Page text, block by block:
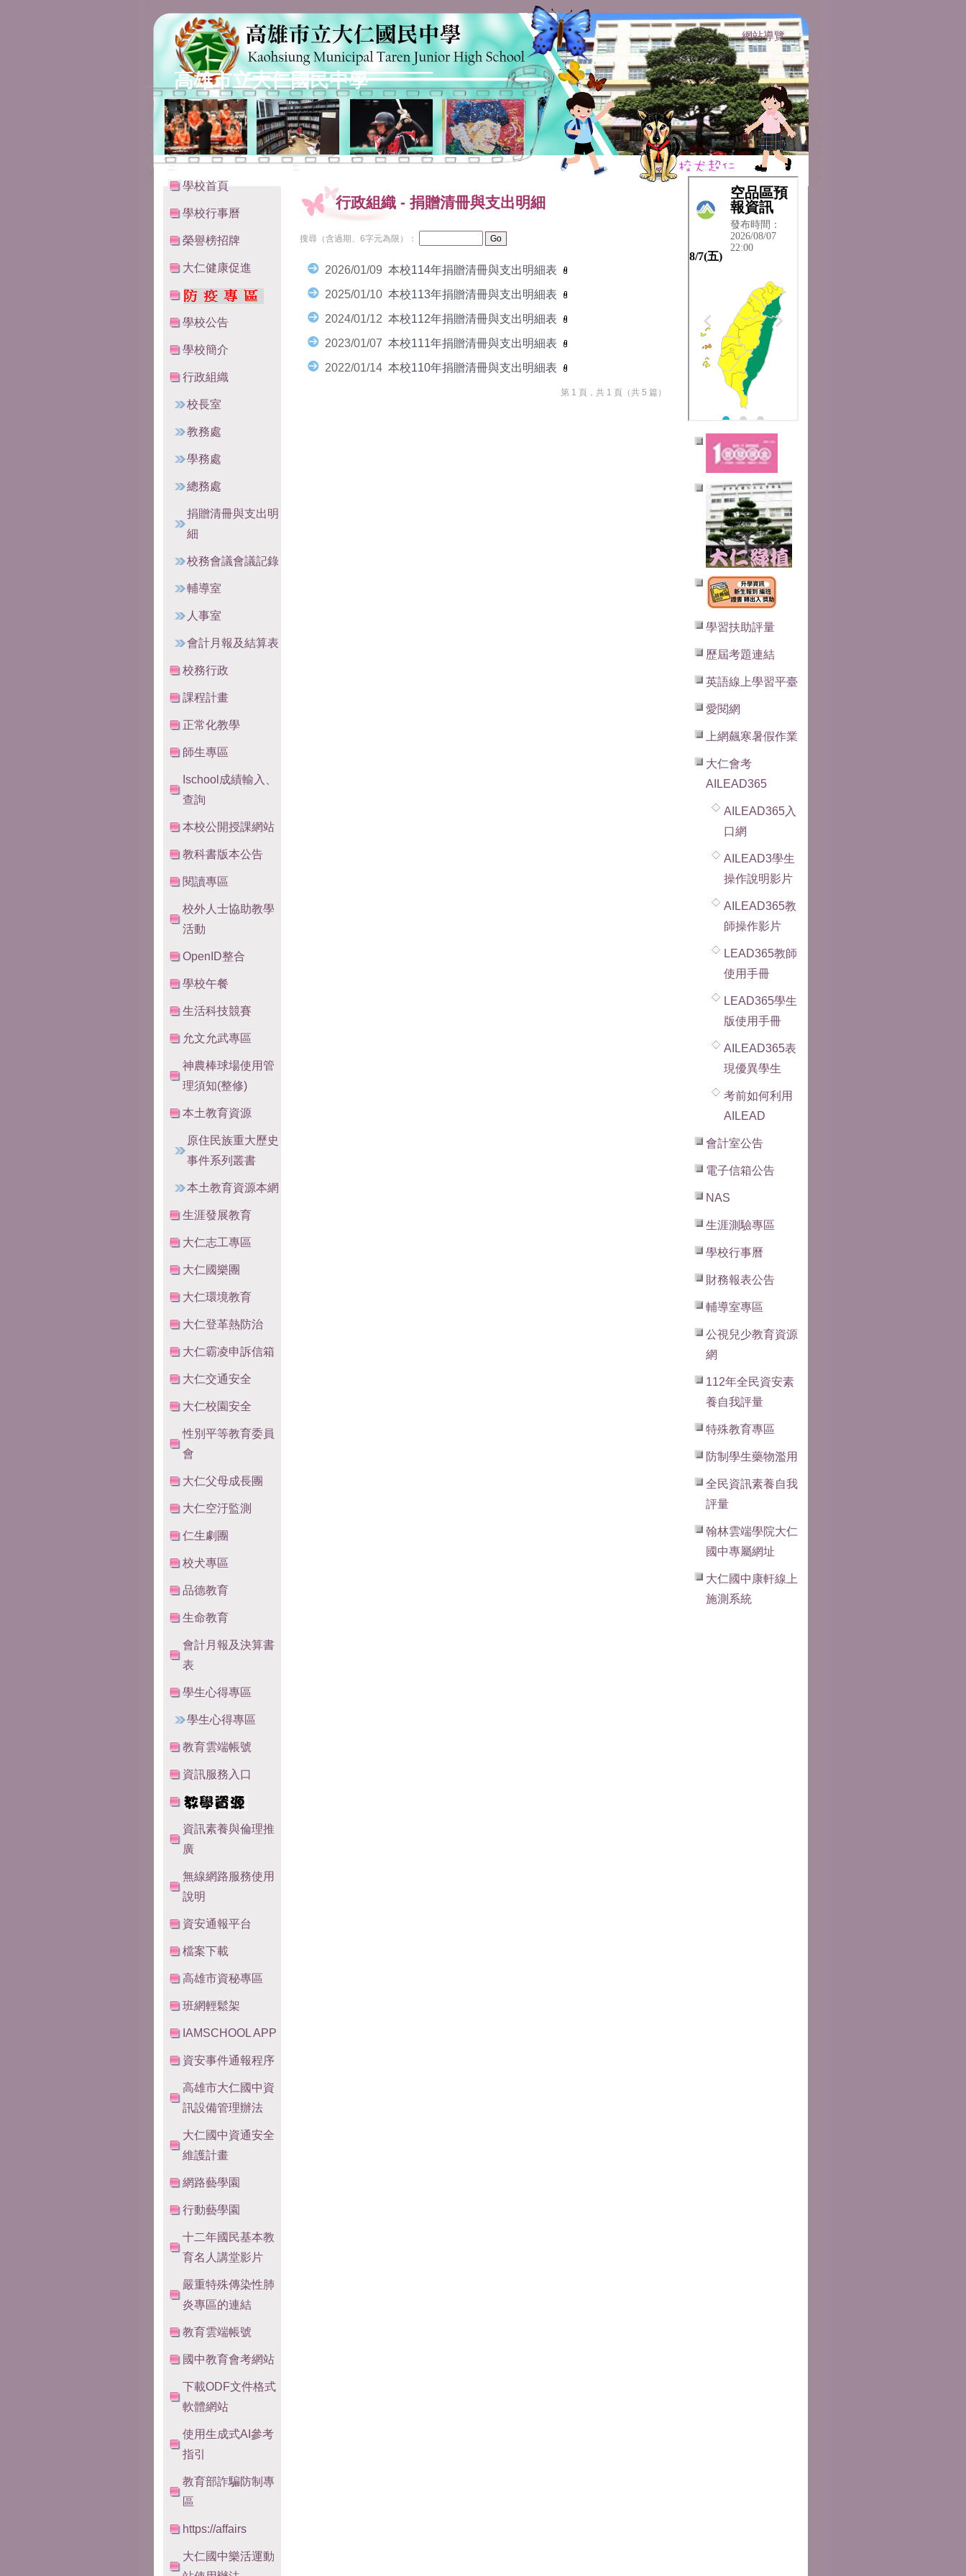
::: 網站導覽
高雄市立大仁國民中學
:::
學校首頁
學校行事曆
榮譽榜招牌
大仁健康促進
學校公告
學校簡介
行政組織
校長室
教務處
學務處
總務處
捐贈清冊與支出明
細
校務會議會議記錄
輔導室
人事室
會計月報及結算表
校務行政
課程計畫
正常化教學
師生專區
Ischool成績輸入、
查詢
本校公開授課網站
教科書版本公告
閱讀專區
校外人士協助教學
活動
OpenID整合
學校午餐
生活科技競賽
允文允武專區
神農棒球場使用管
理須知(整修)
本土教育資源
原住民族重大歷史
事件系列叢書
本土教育資源本網
生涯發展教育
大仁志工專區
大仁國樂團
大仁環境教育
大仁登革熱防治
大仁霸凌申訴信箱
大仁交通安全
大仁校園安全
性別平等教育委員
會
大仁父母成長團
大仁空汙監測
仁生劇團
校犬專區
品德教育
生命教育
會計月報及決算書
表
學生心得專區
學生心得專區
教育雲端帳號
資訊服務入口
資訊素養與倫理推
廣
無線網路服務使用
說明
資安通報平台
檔案下載
高雄市資秘專區
班網輕鬆架
IAMSCHOOL APP
資安事件通報程序
高雄市大仁國中資
訊設備管理辦法
大仁國中資通安全
維護計畫
網路藝學園
行動藝學園
十二年國民基本教
育名人講堂影片
嚴重特殊傳染性肺
炎專區的連結
教育雲端帳號
國中教育會考網站
下載ODF文件格式
軟體網站
使用生成式AI參考
指引
教育部詐騙防制專
區
https://affairs
大仁國中樂活運動
:::
行政組織 - 捐贈清冊與支出明細
搜尋（含過期、6字元為限）：
2026/01/09 本校114年捐贈清冊與支出明細表
2025/01/10 本校113年捐贈清冊與支出明細表
2024/01/12 本校112年捐贈清冊與支出明細表
2023/01/07 本校111年捐贈清冊與支出明細表
2022/01/14 本校110年捐贈清冊與支出明細表
第 1 頁，共 1 頁（共 5 篇）
:::
學習扶助評量
歷屆考題連結
英語線上學習平臺
愛閱網
上網飆寒暑假作業
大仁會考
AILEAD365
AILEAD365入
口網
AILEAD3學生
操作說明影片
AILEAD365教
師操作影片
LEAD365教師
使用手冊
LEAD365學生
版使用手冊
AILEAD365表
現優異學生
考前如何利用
AILEAD
會計室公告
電子信箱公告
NAS
生涯測驗專區
學校行事曆
財務報表公告
輔導室專區
公視兒少教育資源
網
112年全民資安素
養自我評量
特殊教育專區
防制學生藥物濫用
全民資訊素養自我
評量
翰林雲端學院大仁
國中專屬網址
大仁國中康軒線上
施測系統